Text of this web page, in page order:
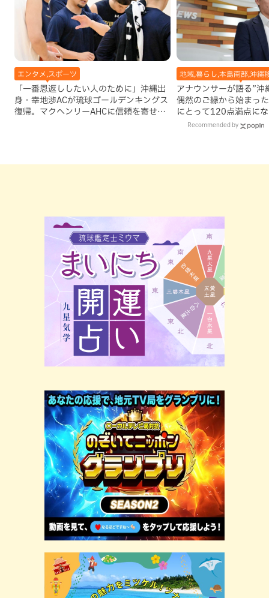
エンタメ,スポーツ
「一番恩返ししたい人のために」沖縄出
身・幸地渉ACが琉球ゴールデンキングス
復帰。マクヘンリーAHCに信頼を寄せる
地域,暮らし,本島南部,沖縄
アナウンサーが語る”沖
偶然のご縁から始まっ
にとって120点満点に
Recommended by